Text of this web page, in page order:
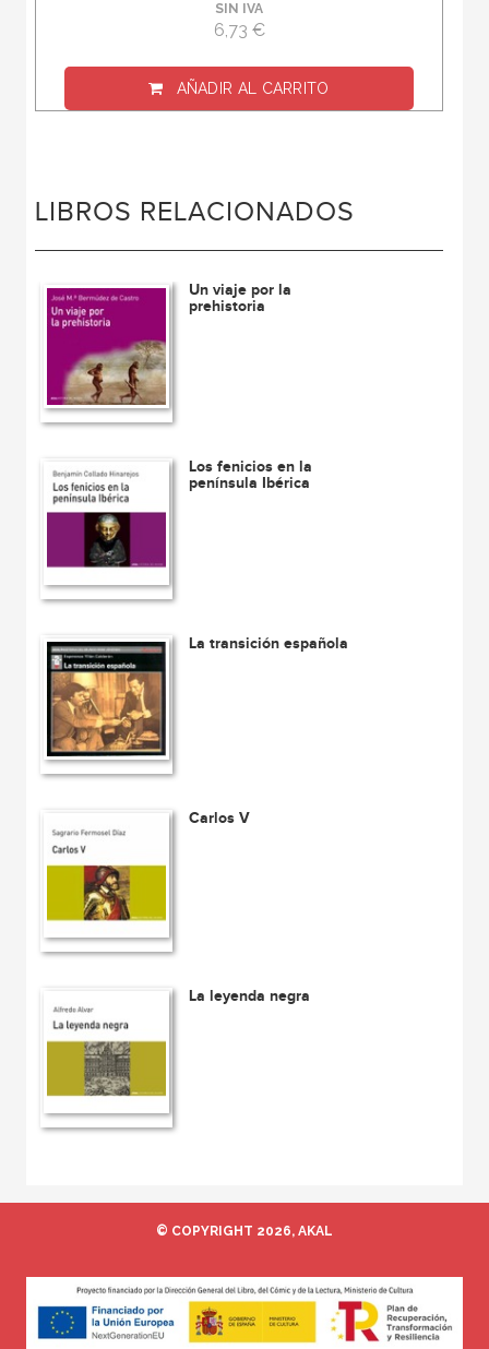
SIN IVA
6,73 €
AÑADIR AL CARRITO
LIBROS RELACIONADOS
Un viaje por la
prehistoria
Los fenicios en la
península Ibérica
La transición española
Carlos V
La leyenda negra
© COPYRIGHT 2026, AKAL